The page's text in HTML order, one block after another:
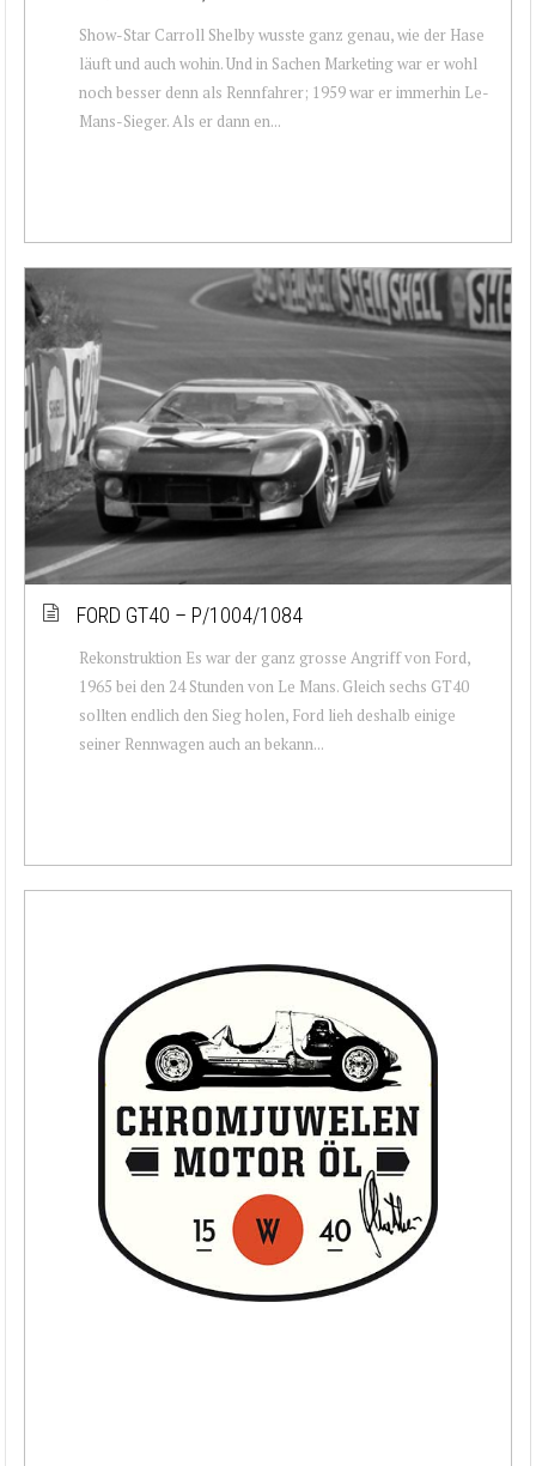
Show-Star Carroll Shelby wusste ganz genau, wie der Hase
läuft und auch wohin. Und in Sachen Marketing war er wohl
noch besser denn als Rennfahrer; 1959 war er immerhin Le-
Mans-Sieger. Als er dann en...
FORD GT40 – P/1004/1084
Rekonstruktion Es war der ganz grosse Angriff von Ford,
1965 bei den 24 Stunden von Le Mans. Gleich sechs GT40
sollten endlich den Sieg holen, Ford lieh deshalb einige
seiner Rennwagen auch an bekann...